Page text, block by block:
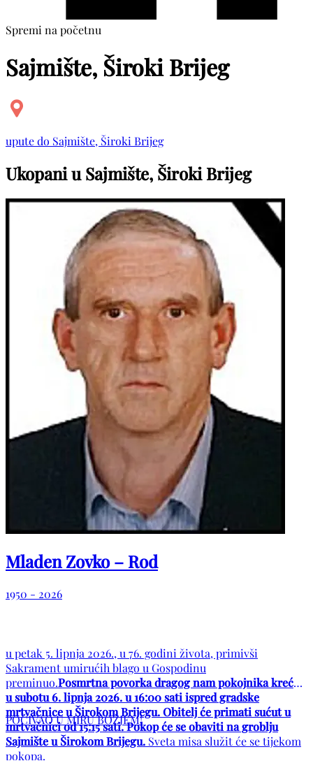
Spremi na početnu
Sajmište, Široki Brijeg
upute do Sajmište, Široki Brijeg
Ukopani u Sajmište, Široki Brijeg
Mladen Zovko – Rod
1950 - 2026
u petak 5. lipnja 2026., u 76. godini života, primivši
Sakrament umirućih blago u Gospodinu
preminuo.Posmrtna povorka dragog nam pokojnika kreće
u subotu 6. lipnja 2026. u 16:00 sati ispred gradske
mrtvačnice u Širokom Brijegu. Obitelj će primati sućut u
mrtvačnici od 15:15 sati. Pokop će se obaviti na groblju
Sajmište u Širokom Brijegu. Sveta misa služit će se tijekom
pokopa.
POČIVAO U MIRU BOŽJEM!